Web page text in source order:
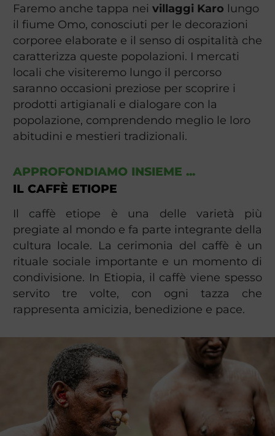
Faremo anche tappa nei villaggi Karo lungo
il fiume Omo, conosciuti per le decorazioni
corporee elaborate e il senso di ospitalità che
caratterizza queste popolazioni. I mercati
locali che visiteremo lungo il percorso
saranno occasioni preziose per scoprire i
prodotti artigianali e dialogare con la
popolazione, comprendendo meglio le loro
abitudini e mestieri tradizionali.
APPROFONDIAMO INSIEME ...
IL CAFFÈ ETIOPE
Il caffè etiope è una delle varietà più
pregiate al mondo e fa parte integrante della
cultura locale. La cerimonia del caffè è un
rituale sociale importante e un momento di
condivisione. In Etiopia, il caffè viene spesso
servito tre volte, con ogni tazza che
rappresenta amicizia, benedizione e pace.